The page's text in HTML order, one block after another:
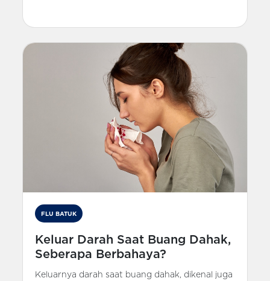
FLU BATUK
Keluar Darah Saat Buang Dahak,
Seberapa Berbahaya?
Keluarnya darah saat buang dahak, dikenal juga